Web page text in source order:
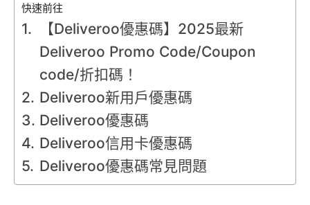
快速前往
【Deliveroo優惠碼】2025最新
Deliveroo Promo Code/Coupon
code/折扣碼！
Deliveroo新用戶優惠碼
Deliveroo優惠碼
Deliveroo信用卡優惠碼
Deliveroo優惠碼常見問題